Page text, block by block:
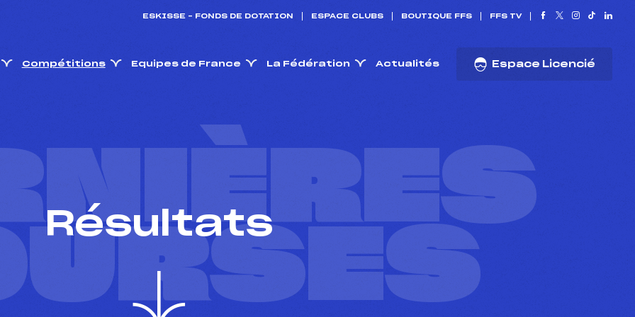
ESKISSE – FONDS DE DOTATION ESPACE CLUBS BOUTIQUE FFS FFS TV
Compétitions Equipes de France La Fédération Actualités Espace Licencié
Résultats